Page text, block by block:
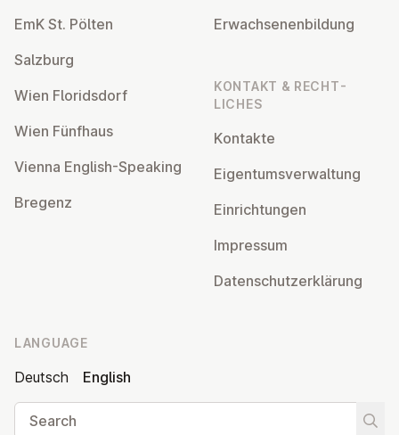
EmK St. Pölten
Salzburg
Wien Flor­idsdorf
Wien Fünfhaus
Vienna English-Speaking
Bregenz
Er­wach­sen­en­bildung
KONTAKT & RECHT­
LICHES
Kontakte
Ei­gentums­ver­wal­tung
Ein­rich­tun­gen
Impressum
Datens­chutzerklärung
LANGUAGE
Deutsch
English
Search